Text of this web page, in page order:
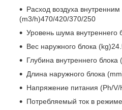
Расход воздуха внутренним
(m3/h)470/420/370/250
Уровень шума внутреннего
Вес наружного блока
Глубина внутреннего блока
Длина наружного блока
Напряжение питания (Ph/
Потребляемый ток в